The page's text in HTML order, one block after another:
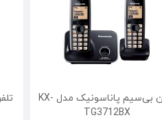
تلفن بی‌سیم پاناسونیک مدل KX-
TG3712BX